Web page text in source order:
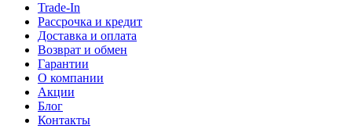
Trade-In
Рассрочка и кредит
Доставка и оплата
Возврат и обмен
Гарантии
О компании
Акции
Блог
Контакты